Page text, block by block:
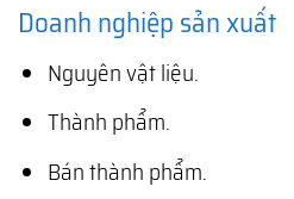
Doanh nghiệp sản xuất
Nguyên vật liệu.
Thành phẩm.
Bán thành phẩm.